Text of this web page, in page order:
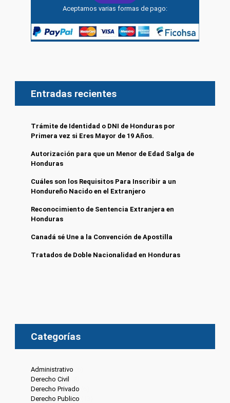
Aceptamos varias formas de pago:
Entradas recientes
Trámite de Identidad o DNI de Honduras por
Primera vez si Eres Mayor de 19 Años.
Autorización para que un Menor de Edad Salga de
Honduras
Cuáles son los Requisitos Para Inscribir a un
Hondureño Nacido en el Extranjero
Reconocimiento de Sentencia Extranjera en
Honduras
Canadá sé Une a la Convención de Apostilla
Tratados de Doble Nacionalidad en Honduras
Categorías
Administrativo
Derecho Civil
Derecho Privado
Derecho Publico